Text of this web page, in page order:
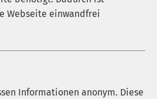
Webseite einwandfrei
Informationen anonym. Diese